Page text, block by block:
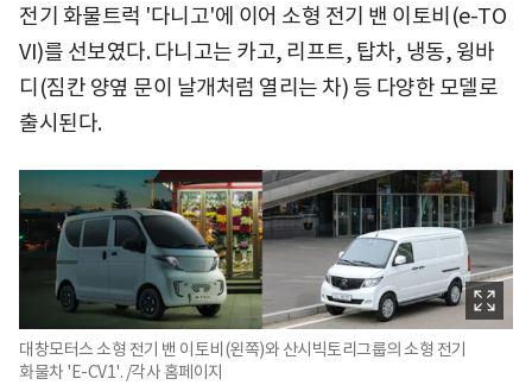
전기 화물트럭 '다니고'에 이어 소형 전기 밴 이토비(e-TO
VI)를 선보였다. 다니고는 카고, 리프트, 탑차, 냉동, 윙바
디(짐칸 양옆 문이 날개처럼 열리는 차) 등 다양한 모델로
출시된다.
대창모터스 소형 전기 밴 이토비(왼쪽)와 산시빅토리그룹의 소형 전기
화물차 'E-CV1'. /각사 홈페이지